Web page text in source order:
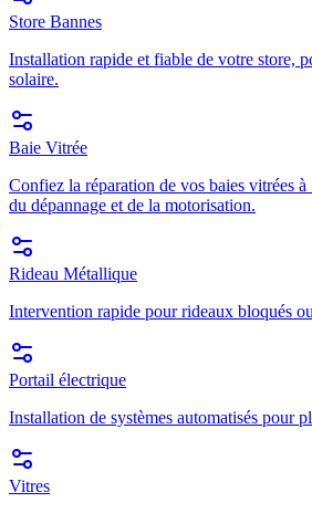
Store Bannes
Installation rapide et fiable de votre store,
solaire.
Baie Vitrée
Confiez la réparation de vos baies vitrées
du dépannage et de la motorisation.
Rideau Métallique
Intervention rapide pour rideaux bloqués
Portail électrique
Installation de systèmes automatisés pour
Vitres